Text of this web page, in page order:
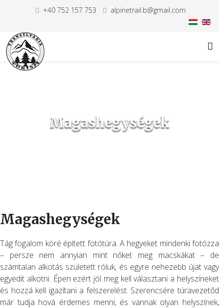
+40 752 157 753 alpinetrail.b@gmail.com
Magashegységek
Magashegységek
Tág fogalom köré épített fotótúra. A hegyeket mindenki fotózza
– persze nem annyian mint nőket meg macskákat – de
számtalan alkotás született róluk, és egyre nehezebb újat vagy
egyedit alkotni. Épen ezért jól meg kell választani a helyszíneket
és hozzá kell igazítani a felszerelést. Szerencsére túravezetőd
már tudja hová érdemes menni, és vannak olyan helyszínek,